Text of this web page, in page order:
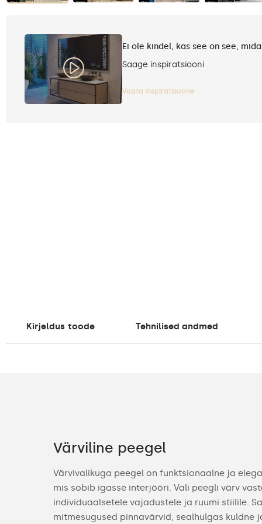
Ei ole kindel, kas see on see,
Saage inspiratsiooni
Vaata inspiratsioone
Kirjeldus toode Tehnilised andmed
Värviline peegel
Värvivalikuga peegel on funktsionaalne ja
mis sobib igasse interjööri. Vali peegli värv
individuaalsetele vajadustele ja ruumi stiilile.
mitmesugused pinnavärvid, sealhulgas kuldne